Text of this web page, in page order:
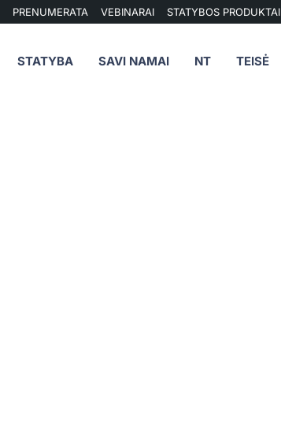
PRENUMERATA VEBINARAI STATYBOS PRODUKTAI
STATYBA SAVI NAMAI NT TEISĖ